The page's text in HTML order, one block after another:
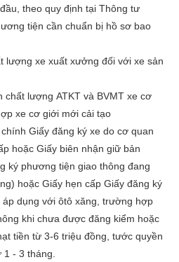
theo quy định tại Thông tư
tiện cần chuẩn bị hồ sơ bao
lượng xe xuất xưởng đối với xe sản
chất lượng ATKT và BVMT xe cơ
xe cơ giới mới cải tạo
Giấy đăng ký xe do cơ quan
hoặc Giấy biên nhận giữ bản
ký phương tiện giao thông đang
hoặc Giấy hẹn cấp Giấy đăng ký
dụng với ôtô xăng, trường hợp
khi chưa được đăng kiểm hoặc
tiền từ 3-6 triệu đồng, tước quyền
1 - 3 tháng.